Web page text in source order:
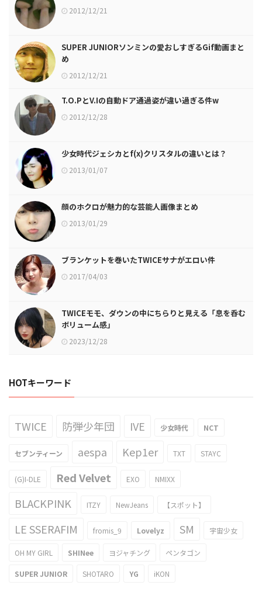
2012/12/21
SUPER JUNIORソンミンの愛おしすぎるGif動画まと
め
2012/12/21
T.O.PとV.Iの自動ドア通過姿が違い過ぎる件w
2012/12/28
少女時代ジェシカとf(x)クリスタルの違いとは？
2013/01/07
顔のホクロが魅力的な芸能人画像まとめ
2013/01/29
ブランケットを巻いたTWICEサナがエロい件
2017/04/03
TWICEモモ、ダウンの中にちらりと見える「息を呑む
ボリューム感」
2023/12/28
HOTキーワード
TWICE 防弾少年団 IVE 少女時代 NCT
セブンティーン aespa Kep1er TXT STAYC
(G)I-DLE Red Velvet EXO NMIXX
BLACKPINK ITZY NewJeans 【スポット】
LE SSERAFIM fromis_9 Lovelyz SM 宇宙少女
OH MY GIRL SHINee ヨジャチング ペンタゴン
SUPER JUNIOR SHOTARO YG iKON